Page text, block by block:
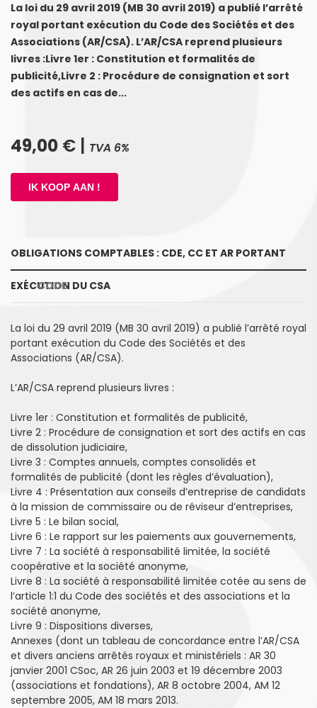
La loi du 29 avril 2019 (MB 30 avril 2019) a publié l’arrêté
royal portant exécution du Code des Sociétés et des
Associations (AR/CSA). L’AR/CSA reprend plusieurs
livres :Livre 1er : Constitution et formalités de
publicité,Livre 2 : Procédure de consignation et sort
des actifs en cas de...
49,00 € | TVA 6%
OBLIGATIONS COMPTABLES : CDE, CC ET AR PORTANT
EXÉCUTION DU CSA
CODE
La loi du 29 avril 2019 (MB 30 avril 2019) a publié l’arrêté royal
portant exécution du Code des Sociétés et des
Associations (AR/CSA).
L’AR/CSA reprend plusieurs livres :
Livre 1er : Constitution et formalités de publicité,
Livre 2 : Procédure de consignation et sort des actifs en cas
de dissolution judiciaire,
Livre 3 : Comptes annuels, comptes consolidés et
formalités de publicité (dont les règles d’évaluation),
Livre 4 : Présentation aux conseils d’entreprise de candidats
à la mission de commissaire ou de réviseur d’entreprises,
Livre 5 : Le bilan social,
Livre 6 : Le rapport sur les paiements aux gouvernements,
Livre 7 : La société à responsabilité limitée, la société
coopérative et la société anonyme,
Livre 8 : La société à responsabilité limitée cotée au sens de
l’article 1:1 du Code des sociétés et des associations et la
société anonyme,
Livre 9 : Dispositions diverses,
Annexes (dont un tableau de concordance entre l’AR/CSA
et divers anciens arrêtés royaux et ministériels : AR 30
janvier 2001 CSoc, AR 26 juin 2003 et 19 décembre 2003
(associations et fondations), AR 8 octobre 2004, AM 12
septembre 2005, AM 18 mars 2013.